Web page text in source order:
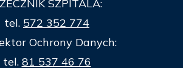
SZPITALA:
tel. 572 352 774
Ochrony Danych:
tel. 81 537 46 76